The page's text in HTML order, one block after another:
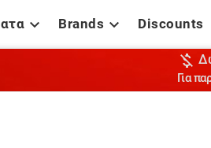
 
Brands Discounts

Για